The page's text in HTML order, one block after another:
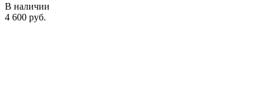
В наличии
4 600 руб.